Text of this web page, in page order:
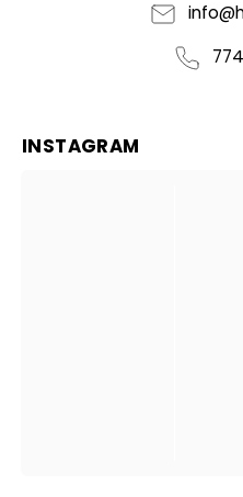
info@
INSTAGRAM